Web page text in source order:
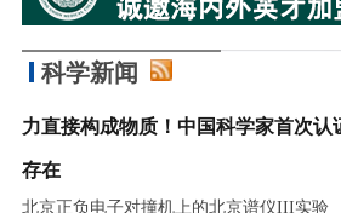
科学新闻
力直接构成物质！中国科学家首次认
存在
北京正负电子对撞机上的北京谱仪III实验